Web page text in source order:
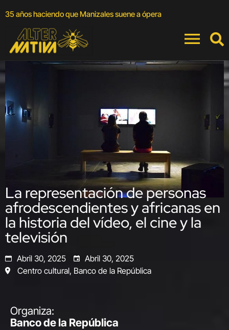
35 años haciendo que Manizales suene a ópera
La representación de personas
afrodescendientes y africanas en
la historia del vídeo, el cine y la
televisión
Abril 30, 2025
Abril 30, 2025
Centro cultural, Banco de la República
Organiza:
Banco de la República